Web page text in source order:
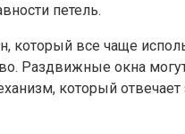
петель.
который все чаще
Раздвижные окна
который